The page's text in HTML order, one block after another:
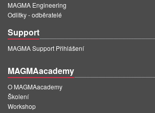
MAGMA Engineering
Odlitky - odběratelé
Support
MAGMA Support Přihlášení
MAGMAacademy
O MAGMAacademy
Školení
Workshop